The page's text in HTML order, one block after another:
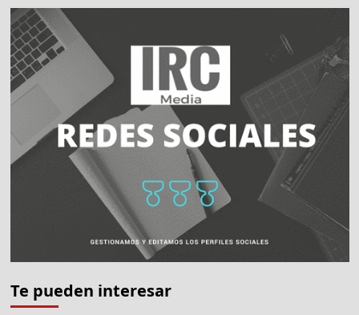
Disconsu
prepara
el
catálogo
Te pueden interesar